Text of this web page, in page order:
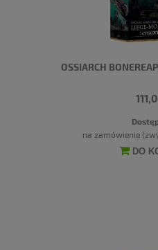
OSSIARCH
na zamówienie
DO